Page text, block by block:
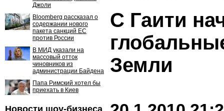
Джоли
Bloomberg рассказал о
содержании нового
пакета санкций ЕС
против России
В МИД указали на
массовый отток
чиновников из
администрации Байдена
Папа Римский хотел бы
приехать в Киев
Новости шоу-бизнеса
С Гаити
Земли